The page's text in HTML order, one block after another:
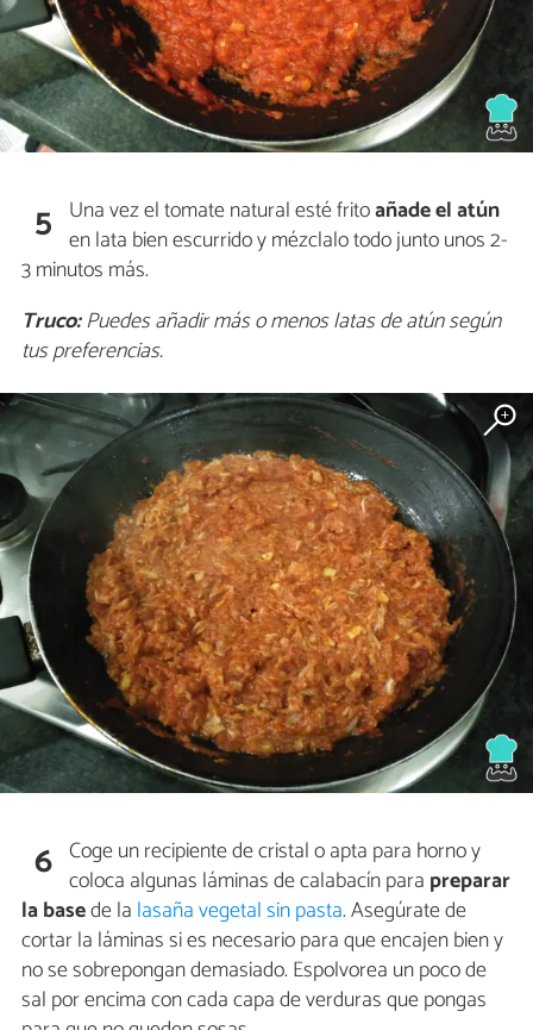
5 Una vez el tomate natural esté fritoañade el atún
en lata bien escurrido y mézclalo todo junto unos 2-
3 minutos más.
Truco:Puedes añadir más o menos latas de atún según
tus preferencias.
6 Coge un recipiente de cristal o apta para horno y
coloca algunas láminas de calabacín para preparar
la basede la lasaña vegetal sin pasta. Asegúrate de
cortar la láminas si es necesario para que encajen bien y
no se sobrepongan demasiado. Espolvorea un poco de
sal por encima con cada capa de verduras que pongas